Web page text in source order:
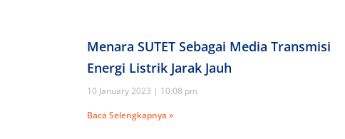
Menara SUTET Sebagai Media Transmisi
Energi Listrik Jarak Jauh
10 January 2023
10:08 pm
Baca Selengkapnya »